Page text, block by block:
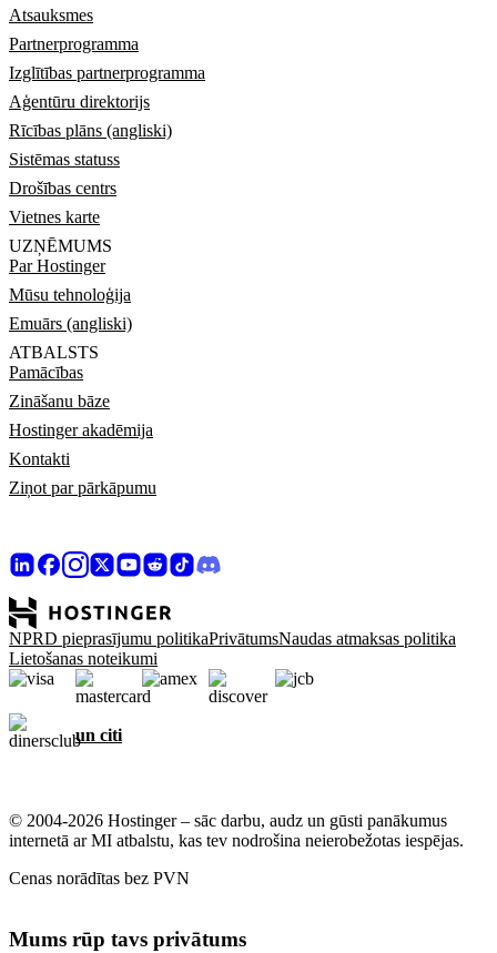
Atsauksmes
Partnerprogramma
Izglītības partnerprogramma
Aģentūru direktorijs
Rīcības plāns (angliski)
Sistēmas statuss
Drošības centrs
Vietnes karte
UZŅĒMUMS
Par Hostinger
Mūsu tehnoloģija
Emuārs (angliski)
ATBALSTS
Pamācības
Zināšanu bāze
Hostinger akadēmija
Kontakti
Ziņot par pārkāpumu
NPRD pieprasījumu politikaPrivātumsNaudas atmaksas politika
Lietošanas noteikumi
un citi
© 2004-2026 Hostinger – sāc darbu, audz un gūsti panākumus
internetā ar MI atbalstu, kas tev nodrošina neierobežotas iespējas.
Cenas norādītas bez PVN
Mums rūp tavs privātums